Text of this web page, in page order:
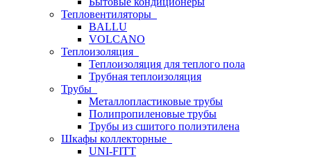
Тепловентиляторы
BALLU
VOLCANO
Теплоизоляция
Теплоизоляция для теплого пола
Трубная теплоизоляция
Трубы
Металлопластиковые трубы
Полипропиленовые трубы
Трубы из сшитого полиэтилена
Шкафы коллекторные
UNI-FITT